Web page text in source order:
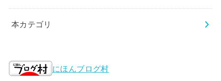
本カテゴリ
にほんブログ村